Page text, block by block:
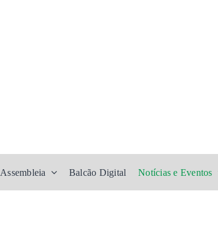
Assembleia Balcão Digital Notícias e Eventos